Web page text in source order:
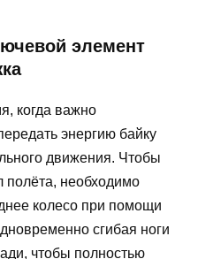
элемент
когда важно
энергию байку
движения. Чтобы
полёта, необходимо
колесо при помощи
сгибая ноги
чтобы полностью